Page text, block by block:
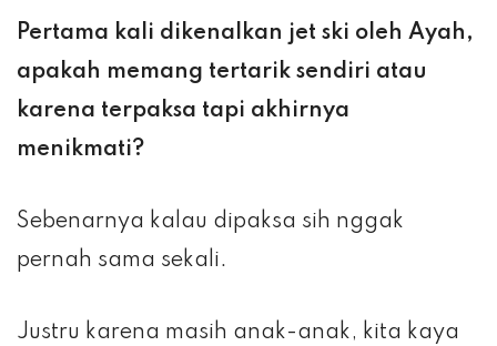
Pertama kali dikenalkan jet ski oleh Ayah,
apakah memang tertarik sendiri atau
karena terpaksa tapi akhirnya
menikmati?
Sebenarnya kalau dipaksa sih nggak
pernah sama sekali.
Justru karena masih anak-anak, kita kaya